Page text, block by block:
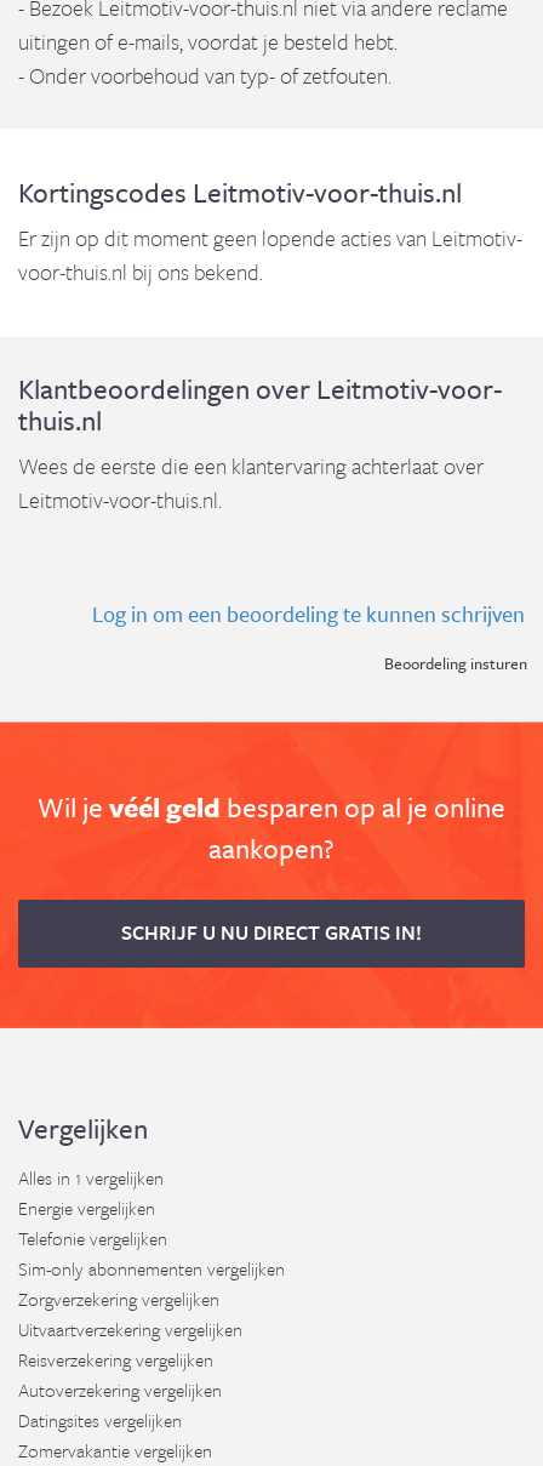
- Bezoek Leitmotiv-voor-thuis.nl niet via andere reclame
uitingen of e-mails, voordat je besteld hebt.
- Onder voorbehoud van typ- of zetfouten.
Kortingscodes Leitmotiv-voor-thuis.nl
Er zijn op dit moment geen lopende acties van Leitmotiv-
voor-thuis.nl bij ons bekend.
Klantbeoordelingen over Leitmotiv-voor-
thuis.nl
Wees de eerste die een klantervaring achterlaat over
Leitmotiv-voor-thuis.nl.
Log in om een beoordeling te kunnen schrijven
Beoordeling insturen
Wil jevéél geld besparen op al je online
aankopen?
SCHRIJF U NU DIRECT GRATIS IN!
Vergelijken
Alles in 1 vergelijken
Energie vergelijken
Telefonie vergelijken
Sim-only abonnementen vergelijken
Zorgverzekering vergelijken
Uitvaartverzekering vergelijken
Reisverzekering vergelijken
Autoverzekering vergelijken
Datingsites vergelijken
Zomervakantie vergelijken